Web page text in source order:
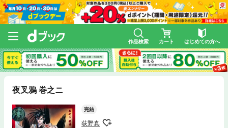
作品検索 カート はじめての方へ
夜叉鴉 巻之ニ
完結
荻野真